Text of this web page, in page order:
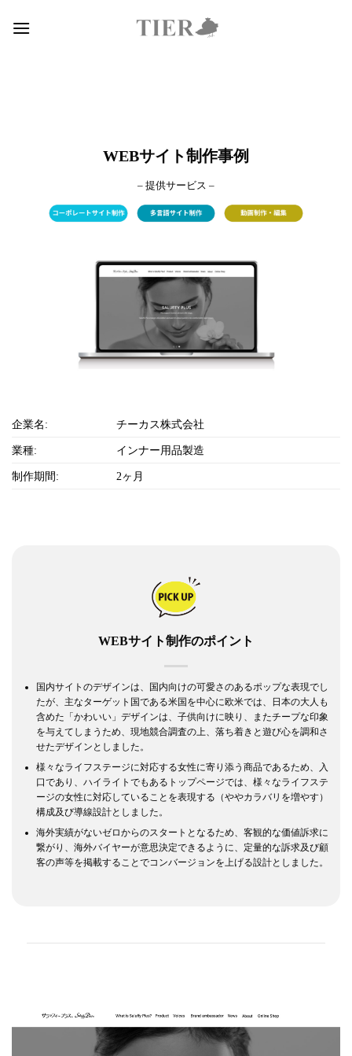
WEBサイト制作事例
– 提供サービス –
企業名: チーカス株式会社
業種: インナー用品製造
制作期間: 2ヶ月
WEBサイト制作のポイント
国内サイトのデザインは、国内向けの可愛さのあるポップな表現でし
たが、主なターゲット国である米国を中心に欧米では、日本の大人も
含めた「かわいい」デザインは、子供向けに映り、またチープな印象
を与えてしまうため、現地競合調査の上、落ち着きと遊び心を調和さ
せたデザインとしました。
様々なライフステージに対応する女性に寄り添う商品であるため、入
口であり、ハイライトでもあるトップページでは、様々なライフステ
ージの女性に対応していることを表現する（ややカラバリを増やす）
構成及び導線設計としました。
海外実績がないゼロからのスタートとなるため、客観的な価値訴求に
繋がり、海外バイヤーが意思決定できるように、定量的な訴求及び顧
客の声等を掲載することでコンバージョンを上げる設計としました。